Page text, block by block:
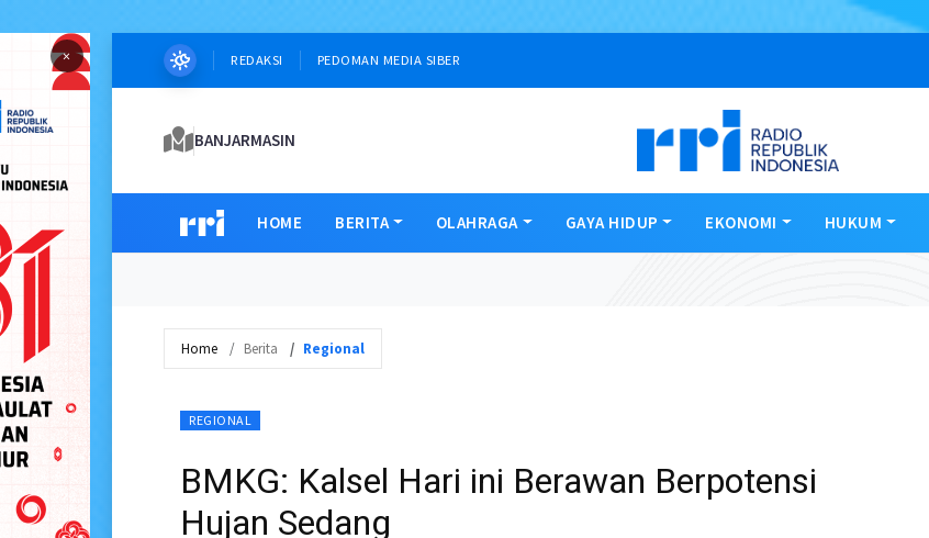
× REDAKSI PEDOMAN MEDIA SIBER
BANJARMASIN
HOME BERITA OLAHRAGA GAYA HIDUP EKONOMI HUKUM
Home Berita Regional
REGIONAL
BMKG: Kalsel Hari ini Berawan Berpotensi
Hujan Sedang